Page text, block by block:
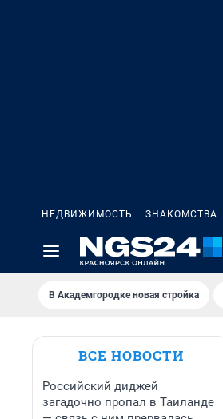
НЕДВИЖИМОСТЬ ЗНАКОМСТВА
В Академгородке новая стройка
ВСЕ НОВОСТИ
Российский диджей
загадочно пропал в Таиланде